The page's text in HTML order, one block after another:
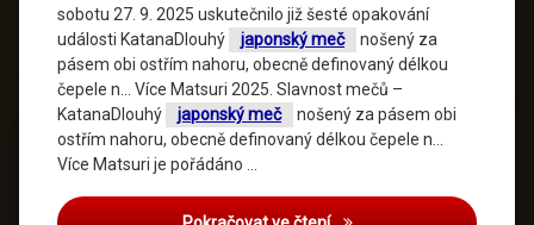
sobotu 27. 9. 2025 uskutečnilo již šesté opakování
události KatanaDlouhý
japonský meč
nošený za
pásem obi ostřím nahoru, obecně definovaný délkou
čepele n… Více Matsuri 2025. Slavnost mečů –
KatanaDlouhý
japonský meč
nošený za pásem obi
ostřím nahoru, obecně definovaný délkou čepele n…
Více Matsuri je pořádáno …